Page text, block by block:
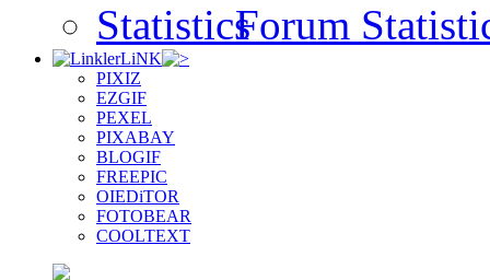
Forum
LiNK
PIXIZ
EZGIF
PEXEL
PIXABAY
BLOGIF
FREEPIC
OIEDiTOR
FOTOBEAR
COOLTEXT